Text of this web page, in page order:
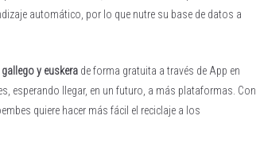
automático, por lo que nutre su base de datos a
y euskera de forma gratuita a través de App en
esperando llegar, en un futuro, a más plataformas. Con
quiere hacer más fácil el reciclaje a los